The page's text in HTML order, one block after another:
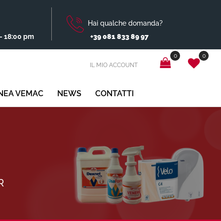
18:00 pm
Hai qualche domanda?
+39 081 833 89 97
IL MIO ACCOUNT
0 0
VEMAC NEWS CONTATTI